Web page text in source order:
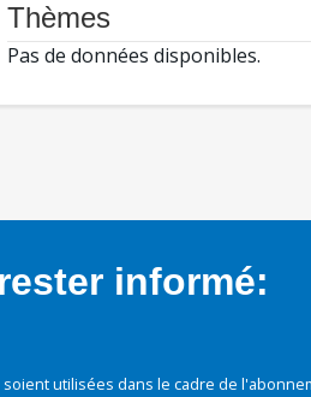
Thèmes
Pas de données disponibles.
informé:
utilisées dans le cadre de